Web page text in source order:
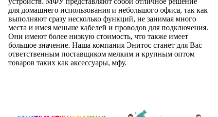
для домашнего использования и небольшого офиса, так как
выполняют сразу несколько функций, не занимая много
места и имея меньше кабелей и проводов для подключения.
Они имеют более низкую стоимость, что также имеет
большое значение. Наша компания Энитос станет для Вас
ответственным поставщиком мелким и крупным оптом
товаров таких как аксессуары, мфу.